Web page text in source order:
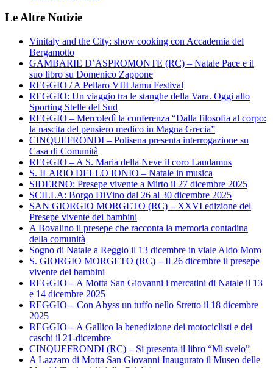
Le Altre Notizie
Vinitaly and the City: show cooking con Accademia del
Bergamotto
GAMBARIE D’ASPROMONTE (RC) – Natale Pace e il
suo libro su Domenico Zappone
REGGIO / A Pellaro VIII Jamu Festival
REGGIO: Un viaggio tra le stanghe della Vara. Oggi allo
Sporting Stelle del Sud
REGGIO – Mercoledì la conferenza “Dalla filosofia al corpo:
la nascita del pensiero medico in Magna Grecia”
CINQUEFRONDI – Polisena presenta interrogazione su
Casa di Comunità
REGGIO – A S. Maria della Neve il coro Laudamus
S. ILARIO DELLO IONIO – Natale in musica
SIDERNO: Presepe vivente a Mirto il 27 dicembre 2025
SCILLA: Borgo DiVino dal 26 al 30 dicembre 2025
SAN GIORGIO MORGETO (RC) – XXVI edizione del
Presepe vivente dei bambini
A Bovalino il presepe che racconta la memoria contadina
della comunità
Sogno di Natale a Reggio il 13 dicembre in viale Aldo Moro
S. GIORGIO MORGETO (RC) – Il 26 dicembre il presepe
vivente dei bambini
REGGIO – A Motta San Giovanni i mercatini di Natale il 13
e 14 dicembre 2025
REGGIO – Con Abyss un tuffo nello Stretto il 18 dicembre
2025
REGGIO – A Gallico la benedizione dei motociclisti e dei
caschi il 21-dicembre
CINQUEFRONDI (RC) – Si presenta il libro “Mi svelo”
A Lazzaro di Motta San Giovanni Inaugurato il Museo delle